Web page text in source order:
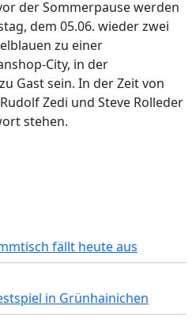
der Sommerpause werden
dem 05.06. wieder zwei
zu einer
City, in der
Gast sein. In der Zeit von
Zedi und Steve Rolleder
stehen.
fällt heute aus
in Grünhainichen